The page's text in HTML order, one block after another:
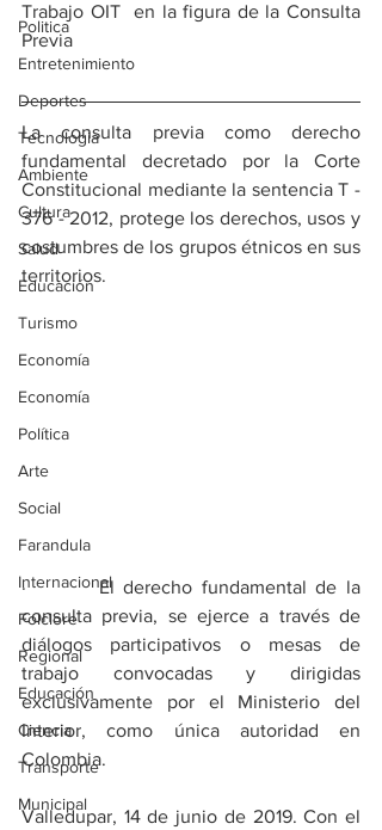
Politica
Entretenimiento
Deportes
Tecnologia
Ambiente
Cultura
Salud
Educación
Turismo
Economía
Economía
Política
Arte
Social
Farandula
Internacional
Folclore
Regional
Educación
Ciencia
Transporte
Municipal
Trabajo OIT  en la figura de la Consulta
Previa
La consulta previa como derecho
fundamental decretado por la Corte
Constitucional mediante la sentencia T -
376 - 2012, protege los derechos, usos y
costumbres de los grupos étnicos en sus
territorios.
·        El derecho fundamental de la
consulta previa, se ejerce a través de
diálogos participativos o mesas de
trabajo convocadas y dirigidas
exclusivamente por el Ministerio del
Interior, como única autoridad en
Colombia.
Valledupar, 14 de junio de 2019. Con el